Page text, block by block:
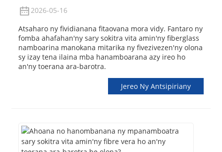
2026-05-16
Atsaharo ny fividianana fitaovana mora vidy. Fantaro ny
fomba ahafahan'ny sary sokitra vita amin'ny fiberglass
namboarina manokana mitarika ny fivezivezen'ny olona
sy izay tena ilaina mba hanamboarana azy ireo ho
an'ny toerana ara-barotra.
Jereo Ny Antsipiriany